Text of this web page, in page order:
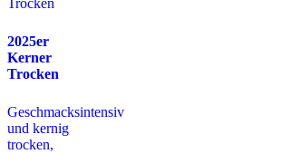
2025er
Kerner
Trocken
Geschmacksintensiv
und kernig
trocken,